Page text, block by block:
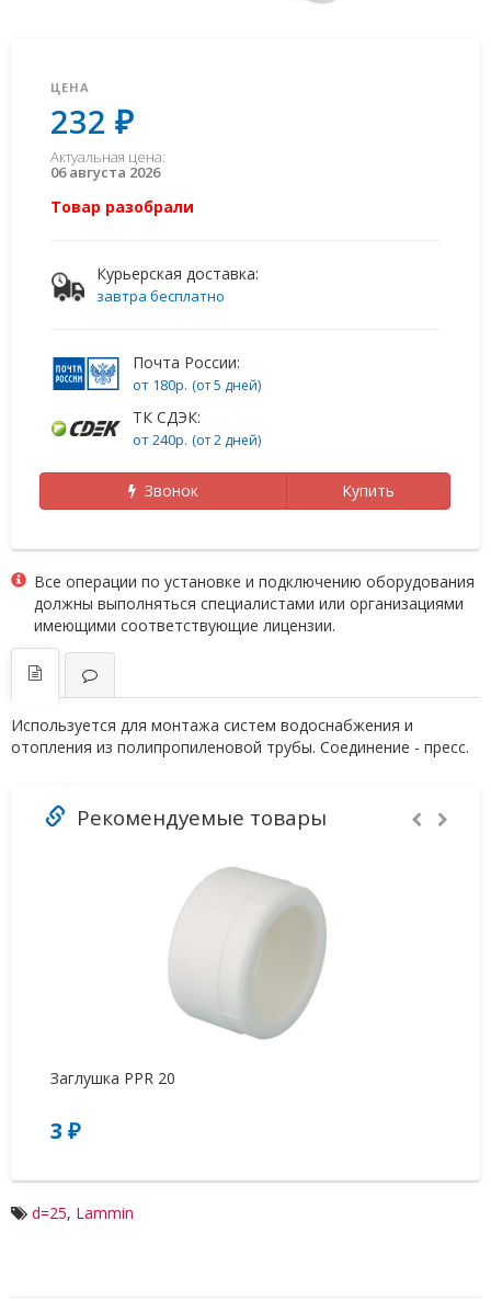
ЦЕНА
232 ₽
Актуальная цена:
06 августа 2026
Товар разобрали
Курьерская доставка:
завтра бесплатно
Почта России:
от 180р. (от 5 дней)
ТК СДЭК:
от 240р. (от 2 дней)
Звонок Купить
Все операции по установке и подключению оборудования
должны выполняться специалистами или организациями
имеющими соответствующие лицензии.
Используется для монтажа систем водоснабжения и
отопления из полипропиленовой трубы. Соединение - пресс.
Рекомендуемые товары
Заглушка PPR 20
3 ₽
d=25, Lammin